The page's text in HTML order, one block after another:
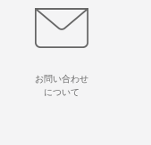
お問い合わせ
について